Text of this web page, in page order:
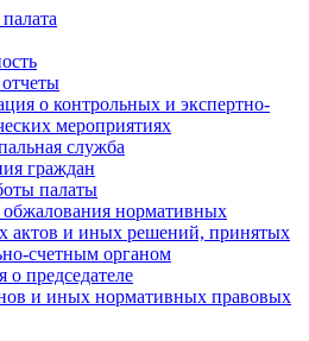
о контрольных и экспертно-
мероприятиях
служба
граждан
палаты
нормативных
актов и иных решений, принятых
счетным органом
о председателе
и иных нормативных правовых